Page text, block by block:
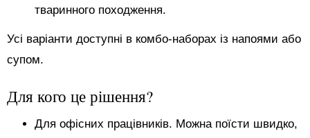
тваринного походження.
Усі варіанти доступні в комбо-наборах із напоями або
супом.
Для кого це рішення?
Для офісних працівників. Можна поїсти швидко,